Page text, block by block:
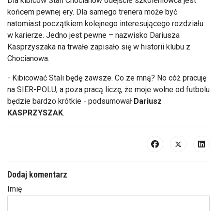
końcem pewnej ery. Dla samego trenera może być
natomiast początkiem kolejnego interesującego rozdziału
w karierze. Jedno jest pewne – nazwisko Dariusza
Kasprzyszaka na trwałe zapisało się w historii klubu z
Chocianowa.
- Kibicować Stali będę zawsze. Co ze mną? No cóż pracuję
na SIER-POLU, a poza pracą liczę, że moje wolne od futbolu
będzie bardzo krótkie - podsumował Dariusz
KASPRZYSZAK.
Dodaj komentarz
Imię